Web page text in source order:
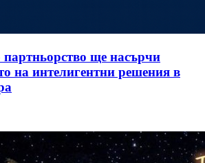
партньорство ще насърчи
на интелигентни решения в